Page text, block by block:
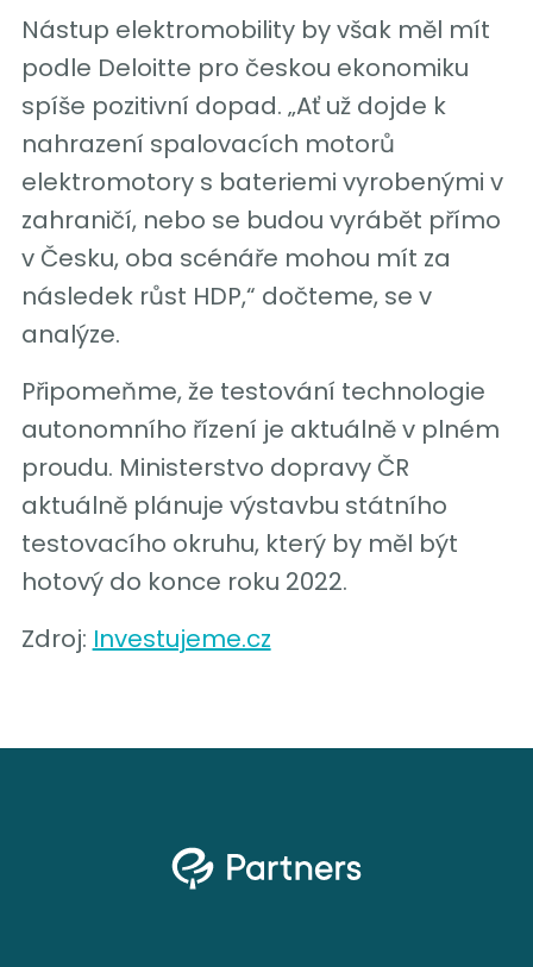
Nástup elektromobility by však měl mít
podle Deloitte pro českou ekonomiku
spíše pozitivní dopad. „Ať už dojde k
nahrazení spalovacích motorů
elektromotory s bateriemi vyrobenými v
zahraničí, nebo se budou vyrábět přímo
v Česku, oba scénáře mohou mít za
následek růst HDP,“ dočteme, se v
analýze.
Připomeňme, že testování technologie
autonomního řízení je aktuálně v plném
proudu. Ministerstvo dopravy ČR
aktuálně plánuje výstavbu státního
testovacího okruhu, který by měl být
hotový do konce roku 2022.
Zdroj: Investujeme.cz